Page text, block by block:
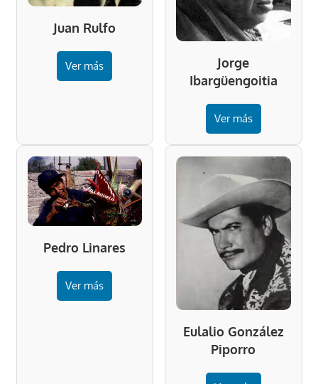
Juan Rulfo
Ver más
Jorge
Ibargüengoitia
Ver más
Pedro Linares
Ver más
Eulalio González
Piporro